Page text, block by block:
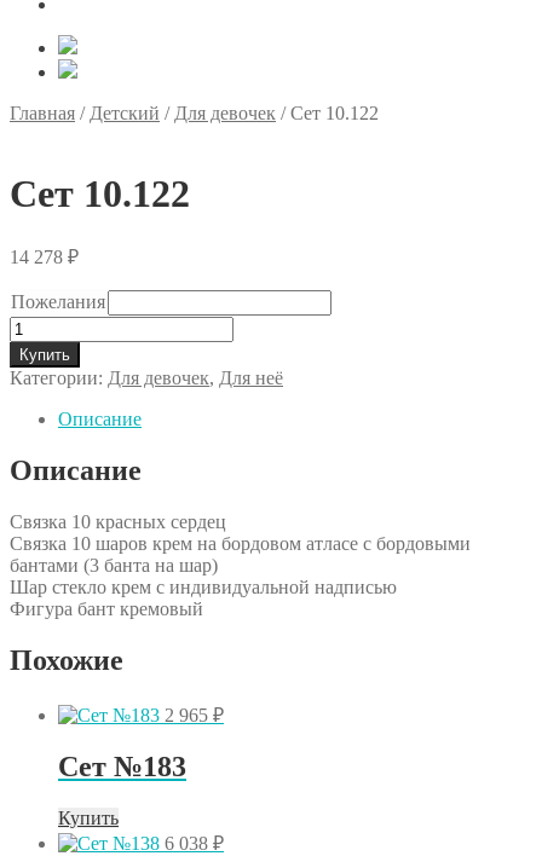
Главная / Детский / Для девочек /Сет 10.122
Сет 10.122
14 278 ₽
Пожелания
Количество
товара
Сет
10.122
Купить
Категории: Для девочек, Для неё
Описание
Описание
Связка 10 красных сердец
Связка 10 шаров крем на бордовом атласе с бордовыми
бантами (3 банта на шар)
Шар стекло крем с индивидуальной надписью
Фигура бант кремовый
Похожие
2 965 ₽
Сет №183
Купить
6 038 ₽